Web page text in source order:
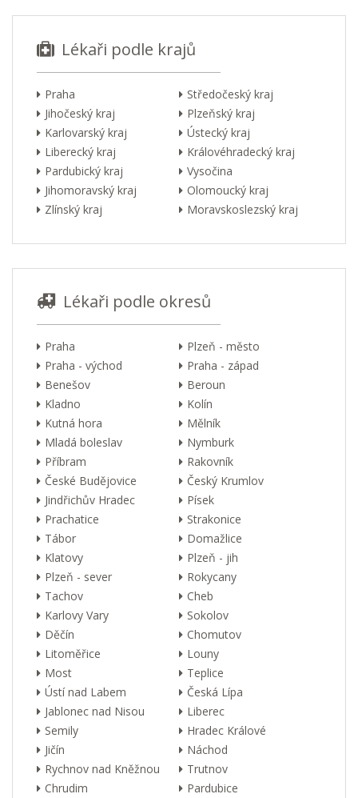
Lékaři podle krajů
Praha
Středočeský kraj
Jihočeský kraj
Plzeňský kraj
Karlovarský kraj
Ústecký kraj
Liberecký kraj
Královéhradecký kraj
Pardubický kraj
Vysočina
Jihomoravský kraj
Olomoucký kraj
Zlínský kraj
Moravskoslezský kraj
Lékaři podle okresů
Praha
Plzeň - město
Praha - východ
Praha - západ
Benešov
Beroun
Kladno
Kolín
Kutná hora
Mělník
Mladá boleslav
Nymburk
Příbram
Rakovník
České Budějovice
Český Krumlov
Jindřichův Hradec
Písek
Prachatice
Strakonice
Tábor
Domažlice
Klatovy
Plzeň - jih
Plzeň - sever
Rokycany
Tachov
Cheb
Karlovy Vary
Sokolov
Děčín
Chomutov
Litoměřice
Louny
Most
Teplice
Ústí nad Labem
Česká Lípa
Jablonec nad Nisou
Liberec
Semily
Hradec Králové
Jičín
Náchod
Rychnov nad Kněžnou
Trutnov
Chrudim
Pardubice